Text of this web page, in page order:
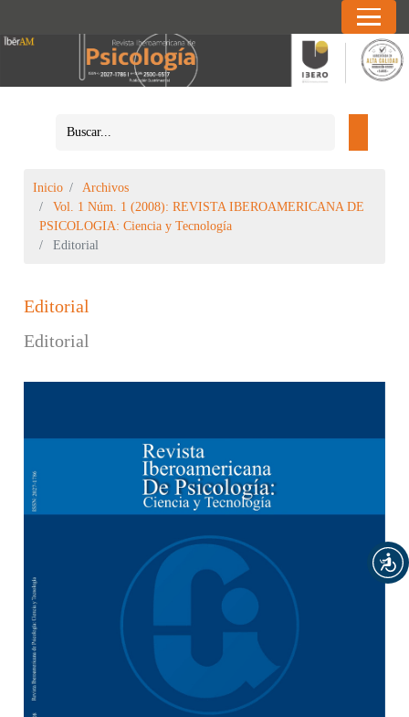
Inicio
Archivos
Vol. 1 Núm. 1 (2008): REVISTA IBEROAMERICANA DE
PSICOLOGIA: Ciencia y Tecnología
Editorial
Editorial
Editorial